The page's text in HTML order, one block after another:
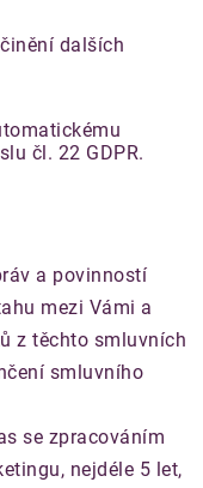
dalších
čl. 22 GDPR.
a povinností
mezi Vámi a
z těchto smluvních
smluvního
se zpracováním
nejdéle 5 let,